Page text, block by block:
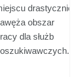
drastycznie
obszar
dla służb